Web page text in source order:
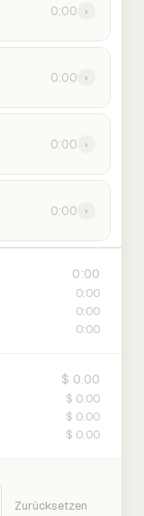
0:00 ›
0:00 ›
0:00 ›
0:00 ›
0:00
0:00
0:00
0:00
$ 0.00
$ 0.00
$ 0.00
$ 0.00
Zurücksetzen